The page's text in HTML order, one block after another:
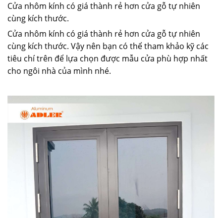
Cửa nhôm kính có giá thành rẻ hơn cửa gỗ tự nhiên
cùng kích thước.
Cửa nhôm kính có giá thành rẻ hơn cửa gỗ tự nhiên
cùng kích thước. Vậy nên bạn có thể tham khảo kỹ các
tiêu chí trên để lựa chọn được mẫu cửa phù hợp nhất
cho ngôi nhà của mình nhé.